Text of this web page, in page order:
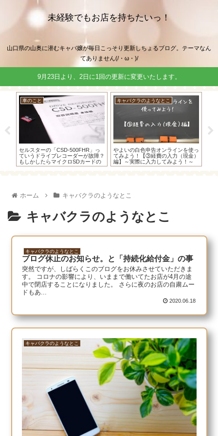
未経験でもお店を持ちたいっ！
山口県の山奥に潜むキャバ嬢が毎日こっそり更新しちょるブログ。テーマなん
てありません(/・ω・)/
9月23日より、2日に1回の更新に変更いたします。
車のこと
セルスターの「CSD-500FHR」っ
ていうドライブレコーダーが故障？
もしかしたらマイクロSDカードの
故障かも！？
キャバクラのようなとこ
やよいの白色申告オンラインを使っ
てみよう！【③経費の入力（現金）
編】～実際に入力してみよう！～
ホーム キャバクラのようなとこ
キャバクラのようなとこ
キャバクラのようなとこ
ブログ休止のお知らせ。と「持続化給付金」の事
突然ですが、しばらくこのブログをお休みさせていただきま
す。 コロナの影響により、いままで働いてたお店が4月の途
中で閉店することになりました。 さらに夜のお店の自粛ムー
ドもあ...
2020.06.18
キャバクラのようなとこ